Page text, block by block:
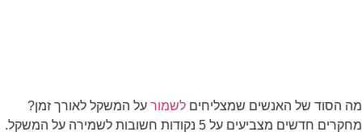
מה הסוד של האנשים שמצליחים לשמור על המשקל לאורך זמן?
מחקרים חדשים מצביעים על 5 נקודות חשובות לשמירה על המשקל.